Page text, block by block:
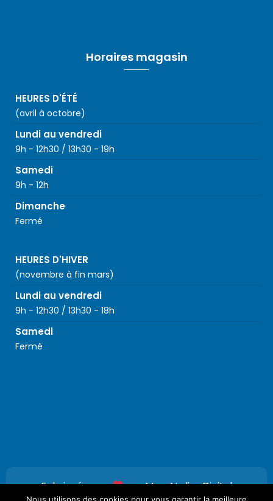
Horaires magasin
HEURES D'ÉTÉ
(avril à octobre)
Lundi au vendredi
9h - 12h30 / 13h30 - 19h
Samedi
9h - 12h
Dimanche
Fermé
HEURES D'HIVER
(novembre à fin mars)
Lundi au vendredi
9h - 12h30 / 13h30 - 18h
Samedi
Fermé
Fabriqué avec parMon Atelier Digital